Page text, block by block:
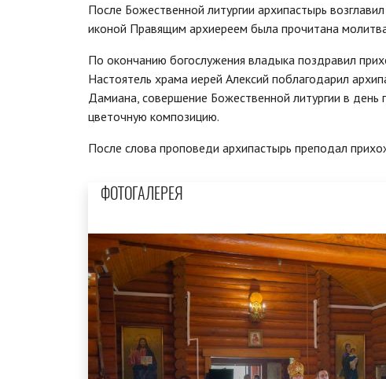
После Божественной литургии архипастырь
иконой Правящим архиереем была прочитана
По окончанию богослужения владыка поздравил
Настоятель храма иерей Алексий поблагодарил
Дамиана, совершение Божественной литургии в день
цветочную композицию.
После слова проповеди архипастырь преподал
ФОТОГАЛЕРЕЯ